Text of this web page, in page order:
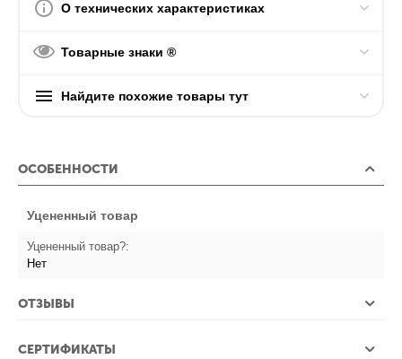
О технических характеристиках
Товарные знаки ®
Найдите похожие товары тут
ОСОБЕННОСТИ
Уцененный товар
Уцененный товар?:
Нет
ОТЗЫВЫ
СЕРТИФИКАТЫ